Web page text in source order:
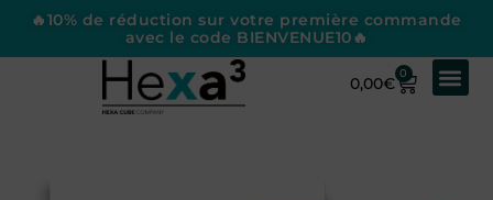
🔥10% de réduction sur votre première commande
avec le code BIENVENUE10🔥
0,00€
0